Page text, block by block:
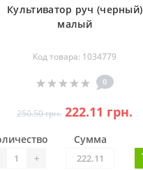
Культиватор руч (черный)
малый
Код товара: 1034779
0
250.50 грн. 222.11 грн.
+
Сумма